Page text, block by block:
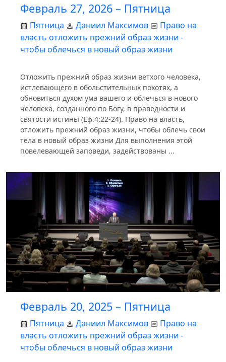
Февраль 27, 2026 – Пятница
Пятница Даниил Максимов
Право на
власть отложить прежний образ жизни -
чтобы облечься в новый образ жизни
Отложить прежний образ жизни ветхого человека,
истлевающего в обольстительных похотях, а
обновиться духом ума вашего и облечься в нового
человека, созданного по Богу, в праведности и
святости истины (Еф.4:22-24). Право на власть,
отложить прежний образ жизни, чтобы облечь свои
тела в новый образ жизни Для выполнения этой
повелевающей заповеди, задействованы ...
Февраль 20, 2025 – Пятница
Пятница Даниил Максимов
Право на
власть отложить прежний образ жизни -
чтобы облечься в новый образ жизни